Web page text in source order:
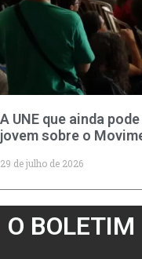
A UNE que ainda
jovem sobre o
29 de julho de 2026
O BOLETIM